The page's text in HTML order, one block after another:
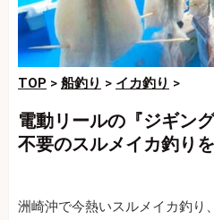
TOP > 船釣り > イカ釣り >
電動リールの『ジギン
不要のスルメイカ釣り
洲崎沖で今熱いスルメイカ釣り